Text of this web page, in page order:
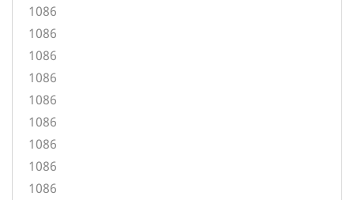
1086
1086
1086
1086
1086
1086
1086
1086
1086